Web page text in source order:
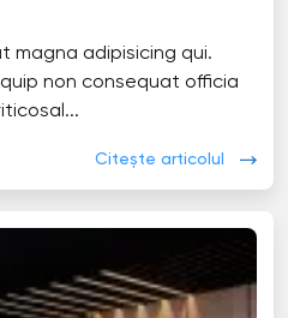
magna adipisicing qui.
non consequat officia
Citește articolul